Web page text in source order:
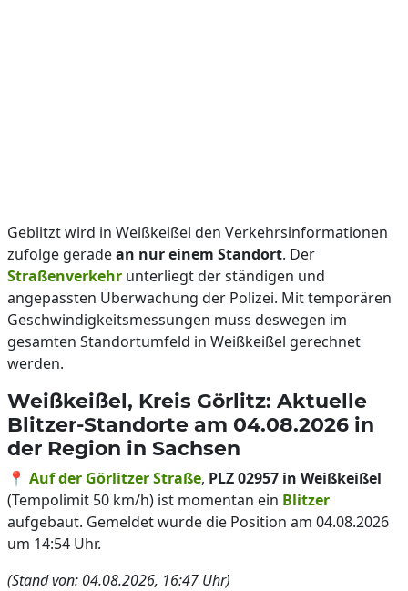
Geblitzt wird in Weißkeißel den Verkehrsinformationen
zufolge geradean nur einem Standort. Der
Straßenverkehr unterliegt der ständigen und
angepassten Überwachung der Polizei. Mit temporären
Geschwindigkeitsmessungen muss deswegen im
gesamten Standortumfeld in Weißkeißel gerechnet
werden.
Weißkeißel, Kreis Görlitz: Aktuelle
Blitzer-Standorte am 04.08.2026 in
der Region in Sachsen
📍 Auf der Görlitzer Straße, PLZ 02957 in Weißkeißel
(Tempolimit 50 km/h) ist momentan ein Blitzer
aufgebaut. Gemeldet wurde die Position am 04.08.2026
um 14:54 Uhr.
(Stand von: 04.08.2026, 16:47 Uhr)